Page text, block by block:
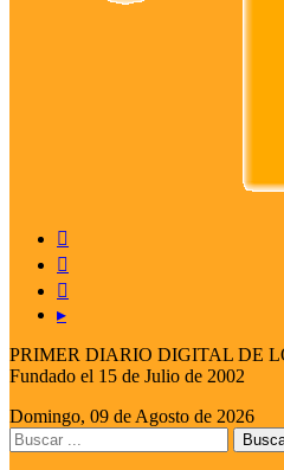



▸
PRIMER DIARIO DIGITAL DE
Fundado el 15 de Julio de 2002
Domingo, 09 de Agosto de 2026